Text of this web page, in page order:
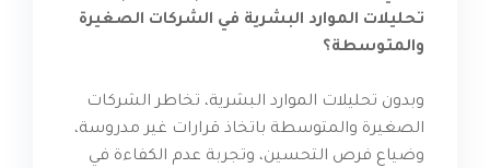
تحليلات الموارد البشرية في الشركات الصغيرة
والمتوسطة؟
وبدون تحليلات الموارد البشرية، تخاطر الشركات
الصغيرة والمتوسطة باتخاذ قرارات غير مدروسة،
وضياع فرص التحسين، وتجربة عدم الكفاءة في